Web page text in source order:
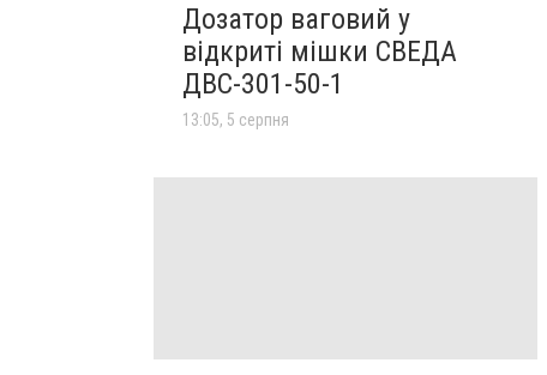
Дозатор ваговий у
відкриті мішки СВЕДА
ДВС-301-50-1
13:05, 5 серпня